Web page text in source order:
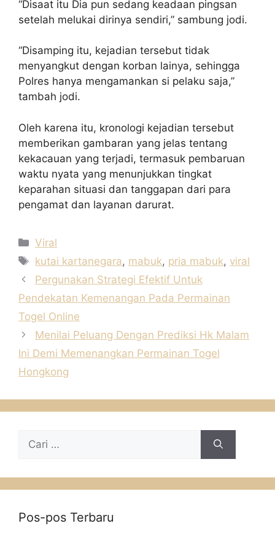
“Disaat itu Dia pun sedang keadaan pingsan
setelah melukai dirinya sendiri,” sambung jodi.
“Disamping itu, kejadian tersebut tidak
menyangkut dengan korban lainya, sehingga
Polres hanya mengamankan si pelaku saja,”
tambah jodi.
Oleh karena itu, kronologi kejadian tersebut
memberikan gambaran yang jelas tentang
kekacauan yang terjadi, termasuk pembaruan
waktu nyata yang menunjukkan tingkat
keparahan situasi dan tanggapan dari para
pengamat dan layanan darurat.
Kategori
Viral
Tag
kutai kartanegara, mabuk, pria mabuk, viral
Pergunakan Strategi Efektif Untuk
Pendekatan Kemenangan Pada Permainan
Togel Online
Menilai Peluang Dengan Prediksi Hk Malam
Ini Demi Memenangkan Permainan Togel
Hongkong
untuk:
Pos-pos Terbaru